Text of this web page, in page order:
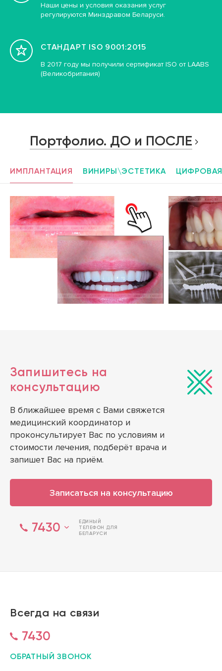
Наши цены и условия оказания услуг
регулируются Минздравом Беларуси.
СТАНДАРТ ISO 9001:2015
В 2017 году мы получили сертификат ISO от LAABS
(Великобритания)
Портфолио. ДО и ПОСЛЕ
ИМПЛАНТАЦИЯ ВИНИРЫ\ЭСТЕТИКА
Запишитесь на
консультацию
В ближайшее время с Вами свяжется
медицинский координатор и
проконсультирует Вас по условиям и
стоимости лечения, подберёт врача и
запишет Вас на приём.
Записаться на консультацию
ЕДИНЫЙ
ТЕЛЕФОН ДЛЯ
БЕЛАРУСИ
7430
Всегда на связи
7430
ОБРАТНЫЙ ЗВОНОК